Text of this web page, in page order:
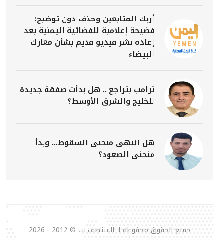
أربك المتابعين وحذف دون توضيح:
فضيحة إعلامية للفضائية اليمنية بعد
إعادة نشر فيديو قديم بشأن معارك
البيضاء
ترامب يتراجع .. هل بدأت صفقة جديدة
للخليج والشرق الأوسط؟
هل انتهى منحنى السقوط... وبدأ
منحنى الصعود؟
جميع الحقوق محفوظة لـ المنتصف نت © 2012 - 2026